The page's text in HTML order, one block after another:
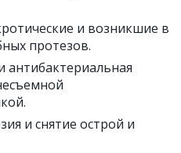
и возникшие в
протезов.
антибактериальная
и снятие острой и